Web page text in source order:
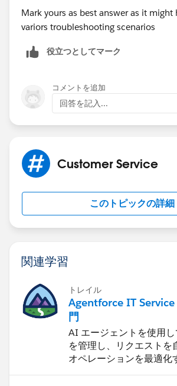
Mark yours as best answer as it might
variors troubleshooting scenarios
役立つとしてマーク
コメントを追加
回答を記入...
Customer Service
このトピックの詳細
関連学習
トレイル
Agentforce IT Service
門
AI エージェントを使用し
を管理し、リクエストを
オペレーションを最適化